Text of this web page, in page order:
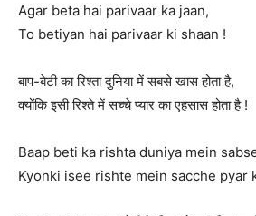
Agar beta hai parivaar ka jaan,
To betiyan hai parivaar ki shaan !
बाप-बेटी का रिश्ता दुनिया में सबसे खास होता है,
क्योंकि इसी रिश्ते में सच्चे प्यार का एहसास होता है !
Baap beti ka rishta duniya mein
Kyonki isee rishte mein sacche pyar